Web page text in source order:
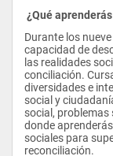
¿Qué
Durante los
capacidad de
las realidades
conciliación.
diversidades e
social y
social, problemas
donde
sociales para
reconciliación.